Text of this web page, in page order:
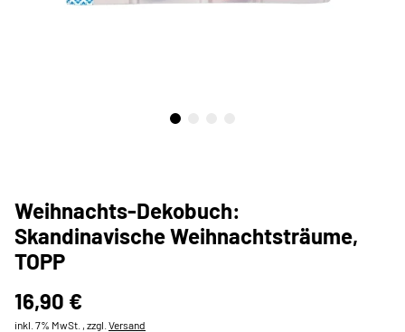
Weihnachts-Dekobuch:
Skandinavische Weihnachtsträume,
TOPP
16,90 €
inkl. 7% MwSt. , zzgl. Versand